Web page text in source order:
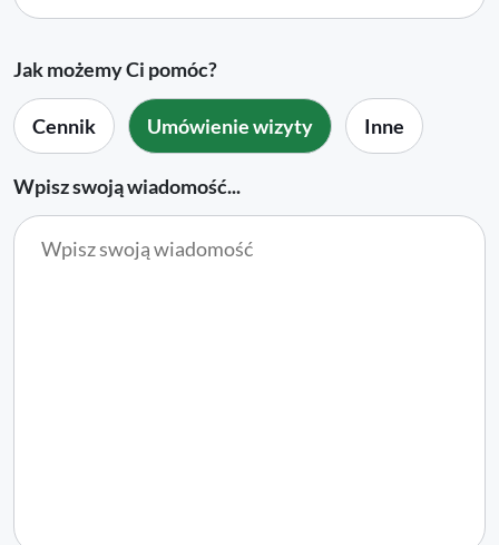
Jak możemy Ci pomóc?
Cennik Umówienie wizyty Inne
Wpisz swoją wiadomość...